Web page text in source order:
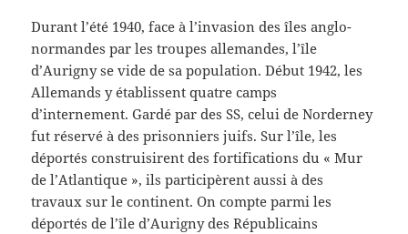
Durant l’été 1940, face à l’invasion des îles anglo-
normandes par les troupes allemandes, l’île
d’Aurigny se vide de sa population. Début 1942, les
Allemands y établissent quatre camps
d’internement. Gardé par des SS, celui de Norderney
fut réservé à des prisonniers juifs. Sur l’île, les
déportés construisirent des fortifications du « Mur
de l’Atlantique », ils participèrent aussi à des
travaux sur le continent. On compte parmi les
déportés de l’île d’Aurigny des Républicains